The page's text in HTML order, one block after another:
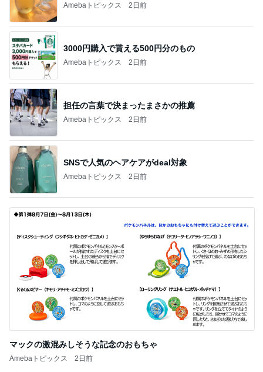
Amebaトピックス 2日前
3000円購入で貰える500円分のもの
Amebaトピックス 2日前
担任の言葉で決まったまさかの推薦
Amebaトピックス 2日前
SNSで人気のヘアケアがdeal対象
Amebaトピックス 2日前
マックの激混みしそうな記念のおもちゃ
Amebaトピックス 2日前